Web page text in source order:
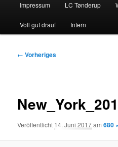
Impressum LC Tønderup
Voll gut drauf Intern
Bilder-
← Vorheriges
Veröffentlicht 14. Juni 2017am680